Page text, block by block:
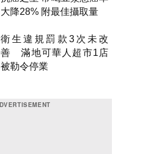
大降28% 附最佳攝取量
衛生違規罰款3次未改
善 滿地可華人超市1店
被勒令停業